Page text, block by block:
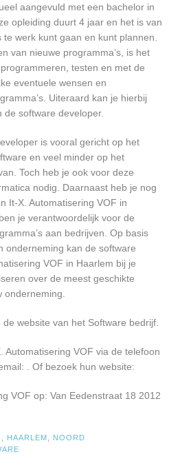
aangevuld met een bachelor in
opleiding duurt 4 jaar en het is van
werk kunt gaan en kunt plannen.
van nieuwe programma’s, is het
testen en met de
eventuele wensen en
Uiteraard kan je hierbij
software developer.
is vooral gericht op het
en veel minder op het
Toch heb je ook voor deze
nodig. Daarnaast heb je nog
It-X. Automatisering VOF in
je verantwoordelijk voor de
aan bedrijven. Op basis
onderneming kan de software
VOF in Haarlem bij je
over de meest geschikte
website van het Software bedrijf.
Automatisering VOF via de telefoon
. Of bezoek hun website:
VOF op: Van Eedenstraat 18 2012
HAARLEM
NOORD